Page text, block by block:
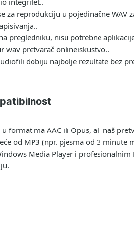
integritet..
za reprodukciju u pojedinačne WAV
pregledniku, nisu potrebne
wav pretvarač onlineiskustvo..
dobiju najbolje rezultate bez
formatima AAC ili Opus, ali naš
od MP3 (npr. pjesma od 3 minute
Media Player i